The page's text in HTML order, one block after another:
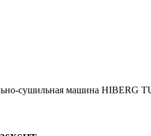
сушильная машина HIBERG